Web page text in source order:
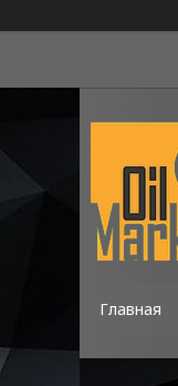
Главная